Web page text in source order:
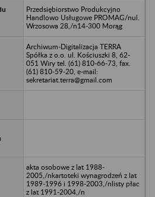
Przedsiębiorstwo Produkcyjno
Handlowo Usługowe PROMAG/nul.
Wrzosowa 28,/n14-300 Morąg
Archiwum-Digitalizacja TERRA
Spółka z o.o. ul. Kościuszki 8, 62-
051 Wiry tel. (61) 810-66-73, fax.
(61) 810-59-20, e-mail:
sekretariat.terra@gmail.com
akta osobowe z lat 1988-
2005,/nkartoteki wynagrodzeń z lat
1989-1996 i 1998-2003,/nlisty płac
z lat 1991-2004,/n